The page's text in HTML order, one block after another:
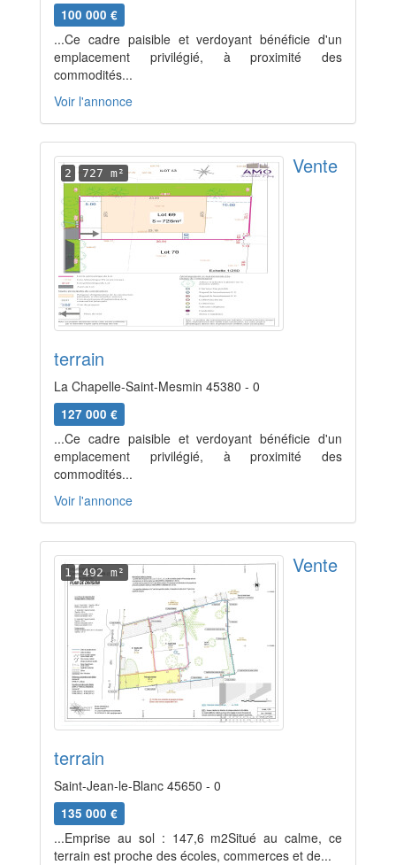
100 000 €
...Ce cadre paisible et verdoyant bénéficie d'un
emplacement privilégié, à proximité des
commodités...
Voir l'annonce
2 727 m² Vente
terrain
La Chapelle-Saint-Mesmin 45380 - 0
127 000 €
...Ce cadre paisible et verdoyant bénéficie d'un
emplacement privilégié, à proximité des
commodités...
Voir l'annonce
1 492 m² Vente
terrain
Saint-Jean-le-Blanc 45650 - 0
135 000 €
...Emprise au sol : 147,6 m2Situé au calme, ce
terrain est proche des écoles, commerces et de...